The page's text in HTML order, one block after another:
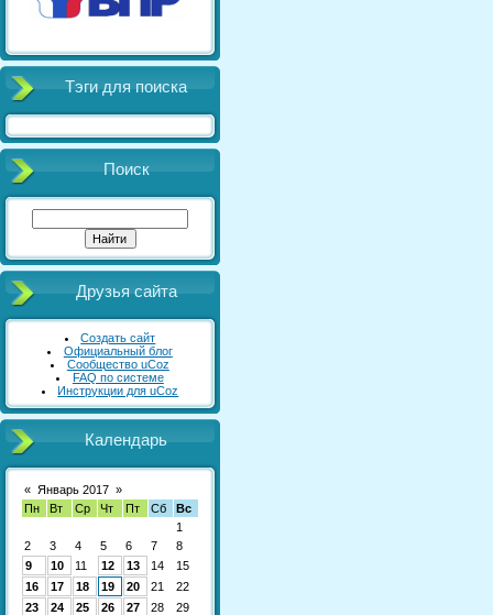
Тэги для поиска
Поиск
Друзья сайта
Создать сайт
Официальный блог
Сообщество uCoz
FAQ по системе
Инструкции для uCoz
Календарь
« Январь 2017 »
Пн
Вт Ср Чт Пт Сб
Вс
1
2
3 4 5 6 7
8
9
10 11 12 13 14
15
16
17 18 19 20 21
22
23
24 25 26 27 28
29